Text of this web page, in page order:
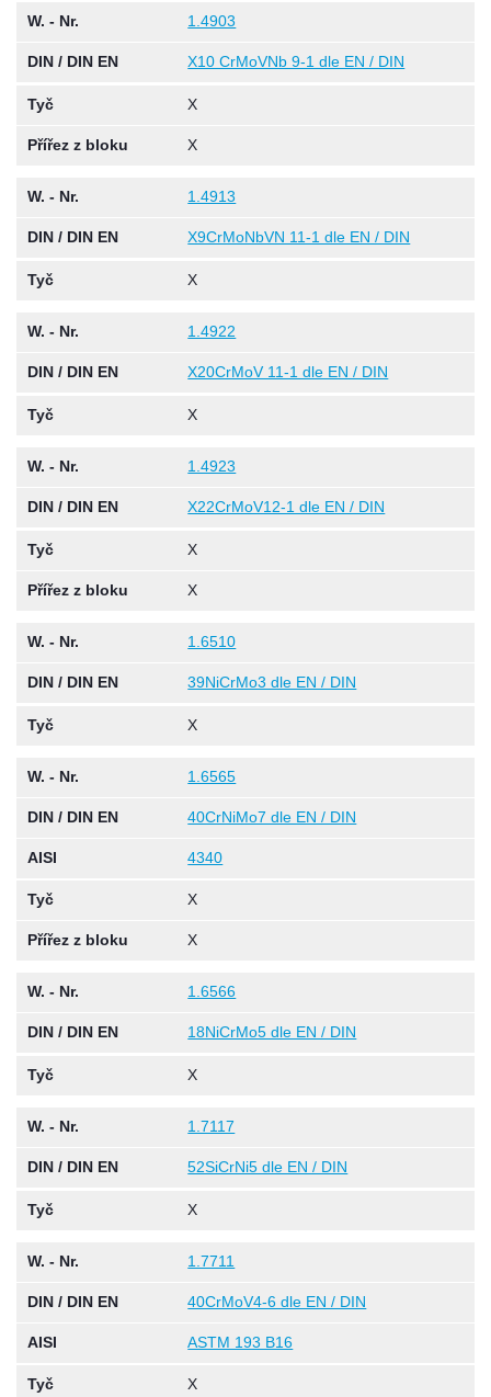
W. - Nr. 1.4903
DIN / DIN EN X10 CrMoVNb 9-1 dle EN / DIN
Tyč X
Přířez z bloku X
W. - Nr. 1.4913
DIN / DIN EN X9CrMoNbVN 11-1 dle EN / DIN
Tyč X
W. - Nr. 1.4922
DIN / DIN EN X20CrMoV 11-1 dle EN / DIN
Tyč X
W. - Nr. 1.4923
DIN / DIN EN X22CrMoV12-1 dle EN / DIN
Tyč X
Přířez z bloku X
W. - Nr. 1.6510
DIN / DIN EN 39NiCrMo3 dle EN / DIN
Tyč X
W. - Nr. 1.6565
DIN / DIN EN 40CrNiMo7 dle EN / DIN
AISI 4340
Tyč X
Přířez z bloku X
W. - Nr. 1.6566
DIN / DIN EN 18NiCrMo5 dle EN / DIN
Tyč X
W. - Nr. 1.7117
DIN / DIN EN 52SiCrNi5 dle EN / DIN
Tyč X
W. - Nr. 1.7711
DIN / DIN EN 40CrMoV4-6 dle EN / DIN
AISI ASTM 193 B16
Tyč X